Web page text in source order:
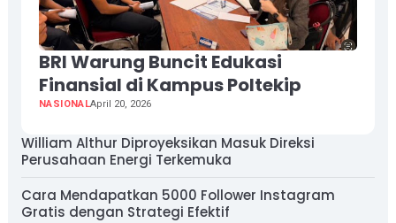
BRI Warung Buncit Edukasi
Finansial di Kampus Poltekip
NASIONALApril 20, 2026
William Althur Diproyeksikan Masuk Direksi
Perusahaan Energi Terkemuka
Cara Mendapatkan 5000 Follower Instagram
Gratis dengan Strategi Efektif